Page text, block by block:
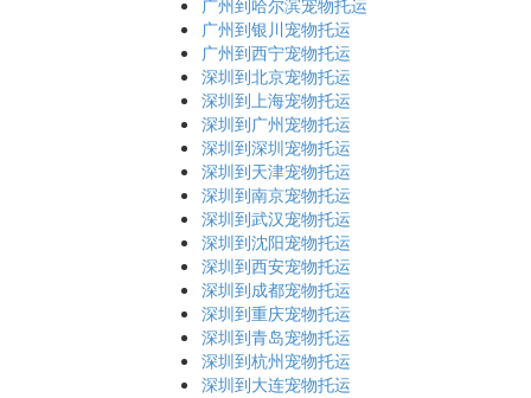
广州到哈尔滨宠物托运
广州到银川宠物托运
广州到西宁宠物托运
深圳到北京宠物托运
深圳到上海宠物托运
深圳到广州宠物托运
深圳到深圳宠物托运
深圳到天津宠物托运
深圳到南京宠物托运
深圳到武汉宠物托运
深圳到沈阳宠物托运
深圳到西安宠物托运
深圳到成都宠物托运
深圳到重庆宠物托运
深圳到青岛宠物托运
深圳到杭州宠物托运
深圳到大连宠物托运